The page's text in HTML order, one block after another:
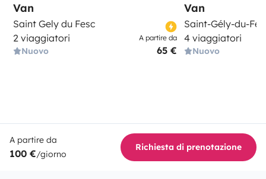
Van
Saint Gely du Fesc
2 viaggiatori
Nuovo
A partire da
65 €
Van
Saint-Gély-du-
4 viaggiatori
Nuovo
A partire da
100 €/giorno
Richiesta di prenotazione